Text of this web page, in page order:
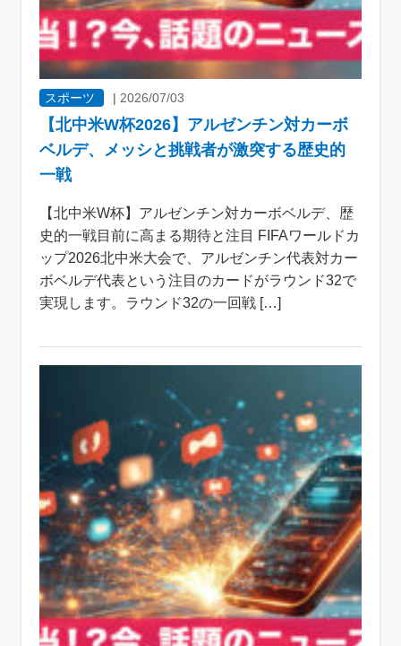
スポーツ | 2026/07/03
【北中米W杯2026】アルゼンチン対カーボ
ベルデ、メッシと挑戦者が激突する歴史的
一戦
【北中米W杯】アルゼンチン対カーボベルデ、歴
史的一戦目前に高まる期待と注目 FIFAワールドカ
ップ2026北中米大会で、アルゼンチン代表対カー
ボベルデ代表という注目のカードがラウンド32で
実現します。ラウンド32の一回戦 […]